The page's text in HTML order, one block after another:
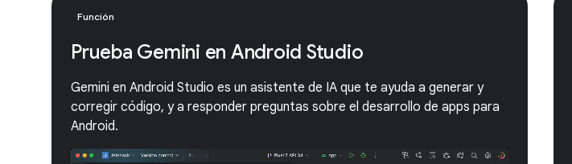
Función
Prueba Gemini en Android Studio
Gemini en Android Studio es un asistente de IA que te ayuda a generar y
corregir código, y a responder preguntas sobre el desarrollo de apps para
Android.